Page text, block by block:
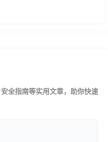
全指南等实用文章，助你快速